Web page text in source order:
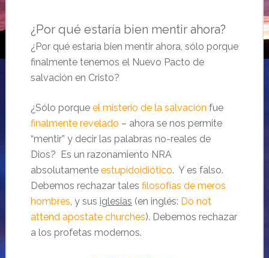
¿Por qué estaría bien mentir ahora?
¿Por qué estaría bien mentir ahora, sólo porque
finalmente tenemos el Nuevo Pacto de
salvación en Cristo?
¿Sólo porque el misterio de la salvación fue
finalmente revelado – ahora se nos permite
“mentir” y decir las palabras no-reales de
Dios? Es un razonamiento NRA
absolutamente estupidoidiótico. Y es falso.
Debemos rechazar tales filosofías de meros
hombres, y sus iglesias (en inglés: Do not
attend apostate churches). Debemos rechazar
a los profetas modernos.